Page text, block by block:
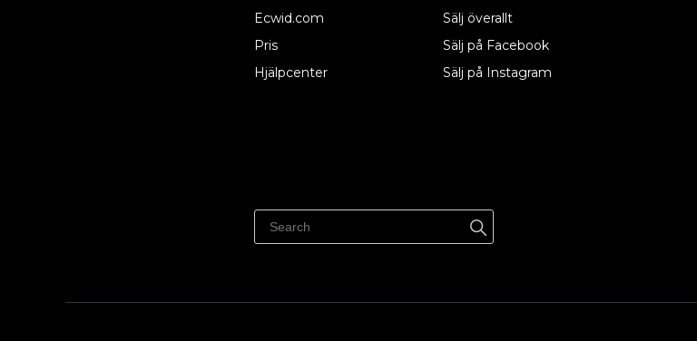
Ecwid.com
Pris
Hjälpcenter
Sälj överallt
Sälj på Facebook
Sälj på Instagram